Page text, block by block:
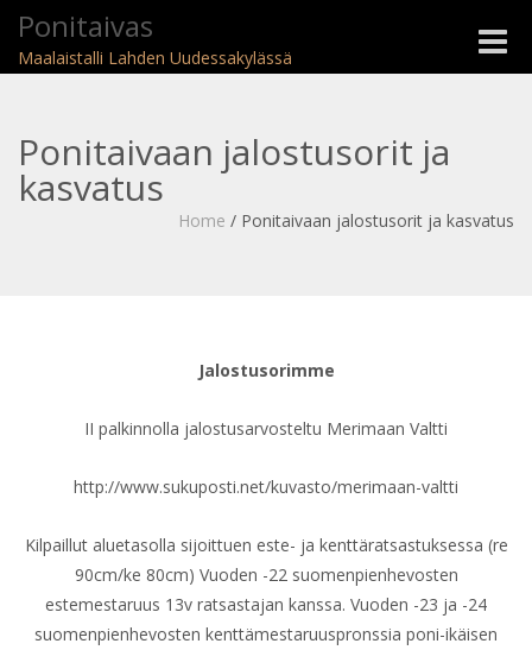
Ponitaivas
Maalaistalli Lahden Uudessakylässä
Toggle
Ponitaivaan jalostusorit ja
kasvatus
Home / Ponitaivaan jalostusorit ja kasvatus
Jalostusorimme
II palkinnolla jalostusarvosteltu Merimaan Valtti
http://www.sukuposti.net/kuvasto/merimaan-valtti
Kilpaillut aluetasolla sijoittuen este- ja kenttäratsastuksessa (re
90cm/ke 80cm) Vuoden -22 suomenpienhevosten
estemestaruus 13v ratsastajan kanssa. Vuoden -23 ja -24
suomenpienhevosten kenttämestaruuspronssia poni-ikäisen